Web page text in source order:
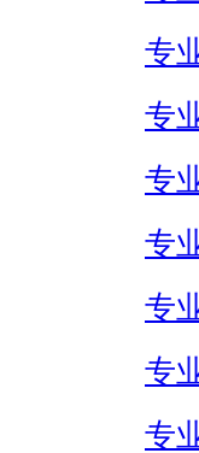
专
专
专
专
专
专
专